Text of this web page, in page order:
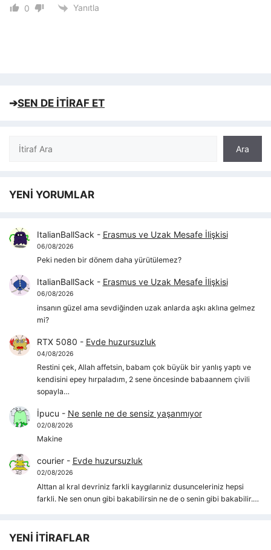
0 Yanıtla
➔SEN DE İTİRAF ET
Ara
Ara
YENİ YORUMLAR
ItalianBallSack - Erasmus ve Uzak Mesafe İlişkisi
06/08/2026
Peki neden bir dönem daha yürütülemez?
ItalianBallSack - Erasmus ve Uzak Mesafe İlişkisi
06/08/2026
insanın güzel ama sevdiğinden uzak anlarda aşkı aklına gelmez
mi?
RTX 5080 - Evde huzursuzluk
04/08/2026
Restini çek, Allah affetsin, babam çok büyük bir yanlış yaptı ve
kendisini epey hırpaladım, 2 sene öncesinde babaannem çivili
sopayla…
İpucu - Ne senle ne de sensiz yaşanmıyor
02/08/2026
Makine
courier- Evde huzursuzluk
02/08/2026
Alttan al kral devriniz farkli kaygılarıniz dusunceleriniz hepsi
farkli. Ne sen onun gibi bakabilirsin ne de o senin gibi bakabilir.…
YENİ İTİRAFLAR